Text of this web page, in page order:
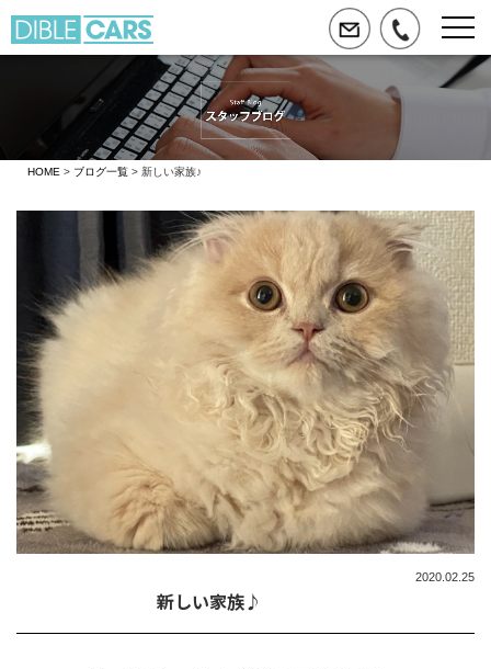
HOME > ブログ一覧 > 新しい家族♪
新しい家族♪
2020.02.25